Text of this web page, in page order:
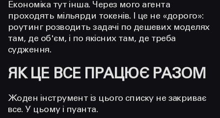
Економіка тут інша. Через мого агента
проходять мільярди токенів. І це не «дорого»:
роутинг розводить задачі по дешевих моделях
там, де об'єм, і по якісних там, де треба
судження.
ЯК ЦЕ ВСЕ ПРАЦЮЄ РАЗОМ
Жоден інструмент із цього списку не закриває
все. У цьому і пуанта.